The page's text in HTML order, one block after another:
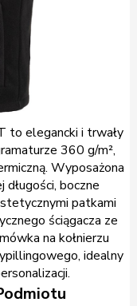
to elegancki i trwały
360 g/m²,
Wyposażona
boczne
patkami
ściągacza ze
na kołnierzu
idealny